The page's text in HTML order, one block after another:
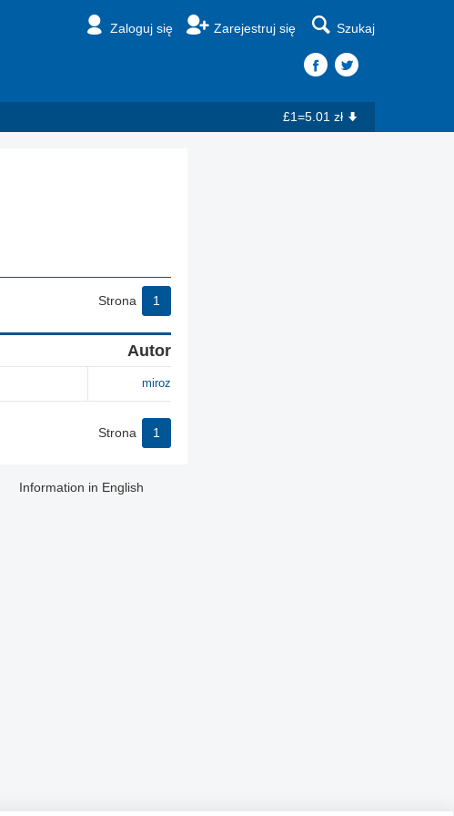
Zaloguj się Zarejestruj się Szukaj
£1=5.01 zł
Strona 1
Autor
miroz
Strona 1
Information in English